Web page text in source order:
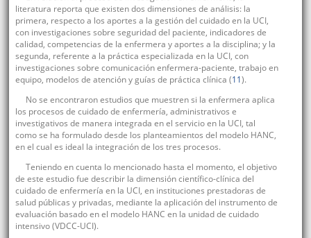
literatura reporta que existen dos dimensiones de análisis: la
primera, respecto a los aportes a la gestión del cuidado en la UCI,
con investigaciones sobre seguridad del paciente, indicadores de
calidad, competencias de la enfermera y aportes a la disciplina; y la
segunda, referente a la práctica especializada en la UCI, con
investigaciones sobre comunicación enfermera-paciente, trabajo en
equipo, modelos de atención y guías de práctica clínica (11).
No se encontraron estudios que muestren si la enfermera aplica
los procesos de cuidado de enfermería, administrativos e
investigativos de manera integrada en el servicio en la UCI, tal
como se ha formulado desde los planteamientos del modelo HANC,
en el cual es ideal la integración de los tres procesos.
Teniendo en cuenta lo mencionado hasta el momento, el objetivo
de este estudio fue describir la dimensión científico-clínica del
cuidado de enfermería en la UCI, en instituciones prestadoras de
salud públicas y privadas, mediante la aplicación del instrumento de
evaluación basado en el modelo HANC en la unidad de cuidado
intensivo (VDCC-UCI).